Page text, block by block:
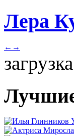
Лера
← →